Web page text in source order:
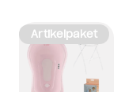
Artikelpaket